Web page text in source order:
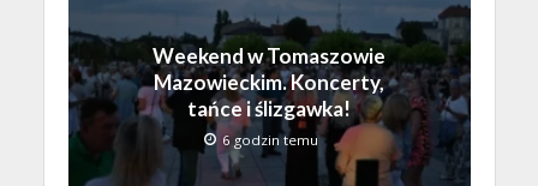
Weekend w Tomaszowie
Mazowieckim. Koncerty,
tańce i ślizgawka!
6 godzin temu